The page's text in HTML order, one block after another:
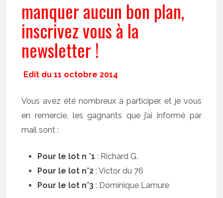
manquer aucun bon plan,
inscrivez vous à la
newsletter !
Edit du 11 octobre 2014
Vous avez été nombreux à participer, et je vous
en remercie, les gagnants que j’ai informé par
mail sont :
Pour le lot n °1 : Richard G.
Pour le lot n°2 : Victor du 76
Pour le lot n°3 : Dominique Lamure